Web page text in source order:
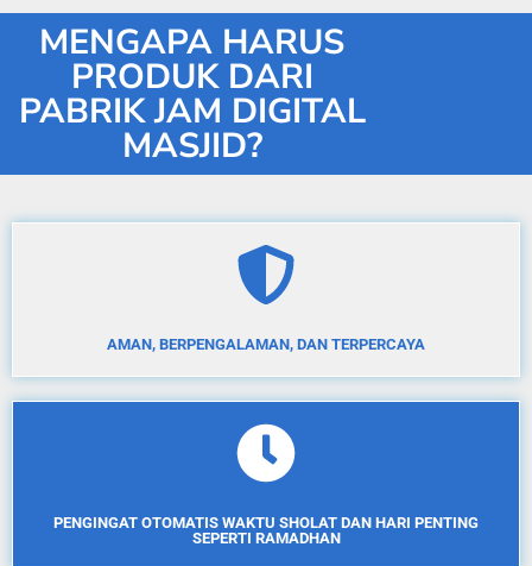
MENGAPA HARUS
PRODUK DARI
PABRIK JAM DIGITAL
MASJID?
AMAN, BERPENGALAMAN, DAN TERPERCAYA
PENGINGAT OTOMATIS WAKTU SHOLAT DAN HARI PENTING
SEPERTI RAMADHAN